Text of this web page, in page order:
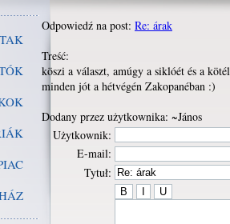
Odpowiedź na post: Re: árak
Treść:
köszi a választ, amúgy a siklóét és a
minden jót a hétvégén Zakopanéban :)
Dodany przez użytkownika: ~János
Użytkownik:
E-mail:
Tytuł: